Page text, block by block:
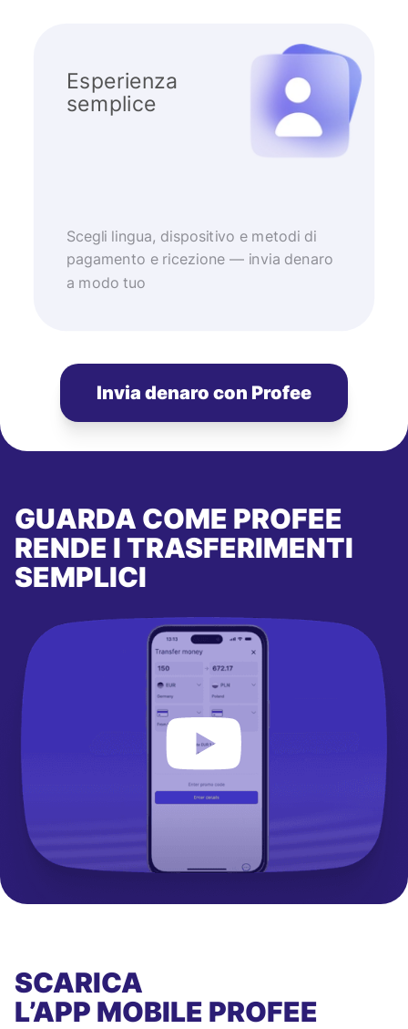
Esperienza
semplice
Scegli lingua, dispositivo e metodi di
pagamento e ricezione — invia denaro
a modo tuo
Invia denaro con Profee
GUARDA COME PROFEE
RENDE I TRASFERIMENTI
SEMPLICI
SCARICA
L’APP MOBILE PROFEE